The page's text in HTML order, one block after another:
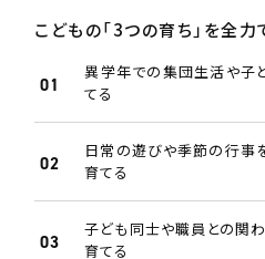
こどもの「3つの育ち」を全力
異学年での集団生活や子
てる
日常の遊びや季節の行事
育てる
子ども同士や職員との関
育てる